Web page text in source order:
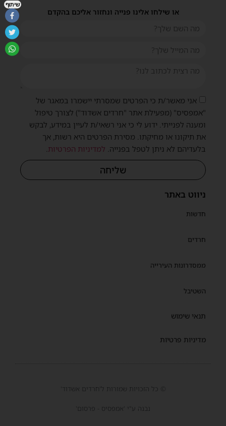
ניווט באתר
חדשות
חרדים
ממסדרונות העירייה
השטיבל
תנאי שימוש
מדיניות פרטיות
או שילחו אלינו פנייה ונחזור אליכם בהקדם
אני מאשר/ת כי הפרטים שמסרתי יישמרו במאגר של
"אמפסיס" (מפעילת אתר "חרדים אשדוד") לצורך טיפול
ומענה לפנייתי. ידוע לי כי אני רשאי/ת לעיין במידע, לבקש
את תיקונו או מחיקתו. מסירת הפרטים היא רשות, אך
בלעדיהם לא ניתן לטפל בפנייה. למדיניות הפרטיות
שליחה
© כל הזכויות שמורות ל'חרדים אשדוד'
נבנה ע"י 'אמפסיס - פרסום'
שיתוף